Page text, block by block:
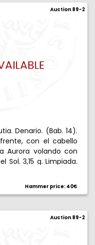
Auction 89-2
Denario. (Bab. 14).
frente, con el cabello
Aurora volando con
Sol. 3,15 g. Limpiada.
Hammer price: 40€
Auction 89-2